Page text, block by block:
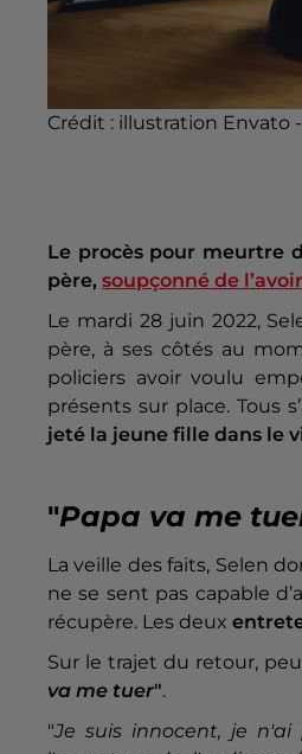
Crédit : illustration Envato
Le procès pour meurtre
père, soupçonné de
Le mardi 28 juin 2022,
père, à ses côtés au
policiers avoir voulu
présents sur place. Tous
jeté la jeune fille dans le
"Papa va me
La veille des faits, Selen
ne se sent pas capable
récupère. Les deux
Sur le trajet du retour,
va me tuer".
"Je suis innocent, je